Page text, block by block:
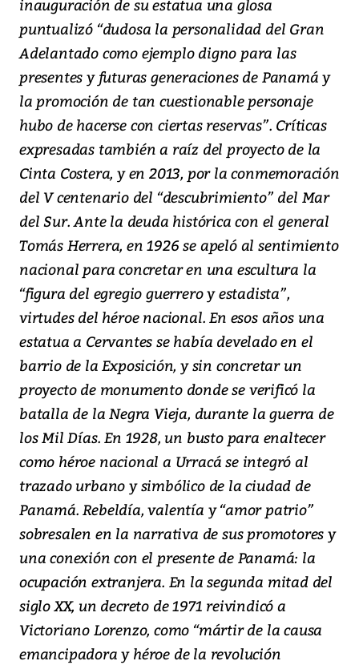
inauguración de su estatua una glosa
puntualizó “dudosa la personalidad del Gran
Adelantado como ejemplo digno para las
presentes y futuras generaciones de Panamá y
la promoción de tan cuestionable personaje
hubo de hacerse con ciertas reservas”. Críticas
expresadas también a raíz del proyecto de la
Cinta Costera, y en 2013, por la conmemoración
del V centenario del “descubrimiento” del Mar
del Sur. Ante la deuda histórica con el general
Tomás Herrera, en 1926 se apeló al sentimiento
nacional para concretar en una escultura la
“figura del egregio guerrero y estadista”,
virtudes del héroe nacional. En esos años una
estatua a Cervantes se había develado en el
barrio de la Exposición, y sin concretar un
proyecto de monumento donde se verificó la
batalla de la Negra Vieja, durante la guerra de
los Mil Días. En 1928, un busto para enaltecer
como héroe nacional a Urracá se integró al
trazado urbano y simbólico de la ciudad de
Panamá. Rebeldía, valentía y “amor patrio”
sobresalen en la narrativa de sus promotores y
una conexión con el presente de Panamá: la
ocupación extranjera. En la segunda mitad del
siglo XX, un decreto de 1971 reivindicó a
Victoriano Lorenzo, como “mártir de la causa
emancipadora y héroe de la revolución